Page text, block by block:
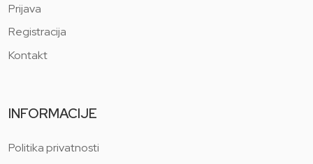
Prijava
Registracija
Kontakt
INFORMACIJE
Politika privatnosti